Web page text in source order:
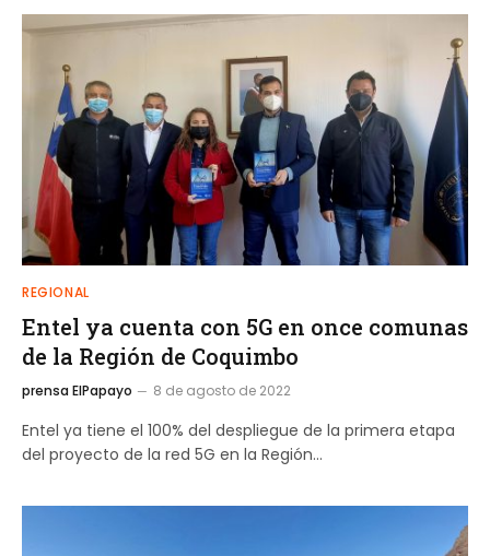
REGIONAL
Entel ya cuenta con 5G en once comunas
de la Región de Coquimbo
prensa ElPapayo 8 de agosto de 2022
Entel ya tiene el 100% del despliegue de la primera etapa
del proyecto de la red 5G en la Región…